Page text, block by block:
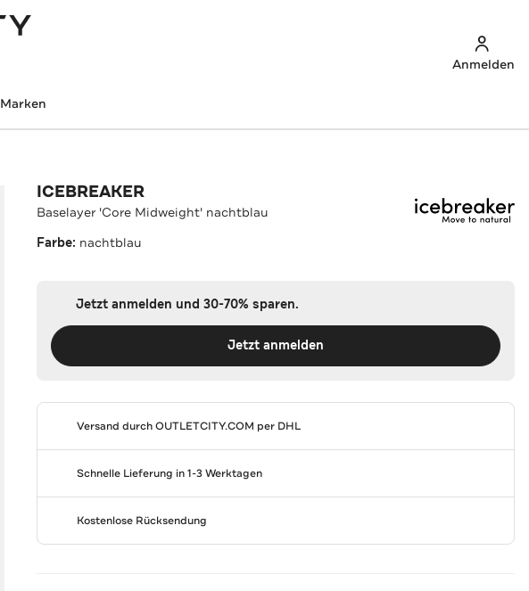
Anmelden
Marken
ICEBREAKER
Baselayer 'Core Midweight' nachtblau
Farbe: nachtblau
Jetzt anmelden und 30-70% sparen.
Jetzt anmelden
Versand durchOUTLETCITY.COM per DHL
Schnelle Lieferung in 1-3 Werktagen
Kostenlose Rücksendung